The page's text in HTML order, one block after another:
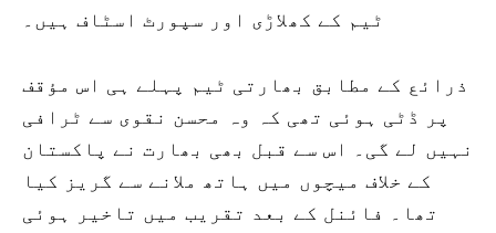
ٹیم کے کھلاڑی اور سپورٹ اسٹاف ہیں۔
ذرائع کے مطابق بھارتی ٹیم پہلے ہی اس مؤقف
پر ڈٹی ہوئی تھی کہ وہ محسن نقوی سے ٹرافی
نہیں لے گی۔ اس سے قبل بھی بھارت نے پاکستان
کے خلاف میچوں میں ہاتھ ملانے سے گریز کیا
تھا۔ فائنل کے بعد تقریب میں تاخیر ہوئی